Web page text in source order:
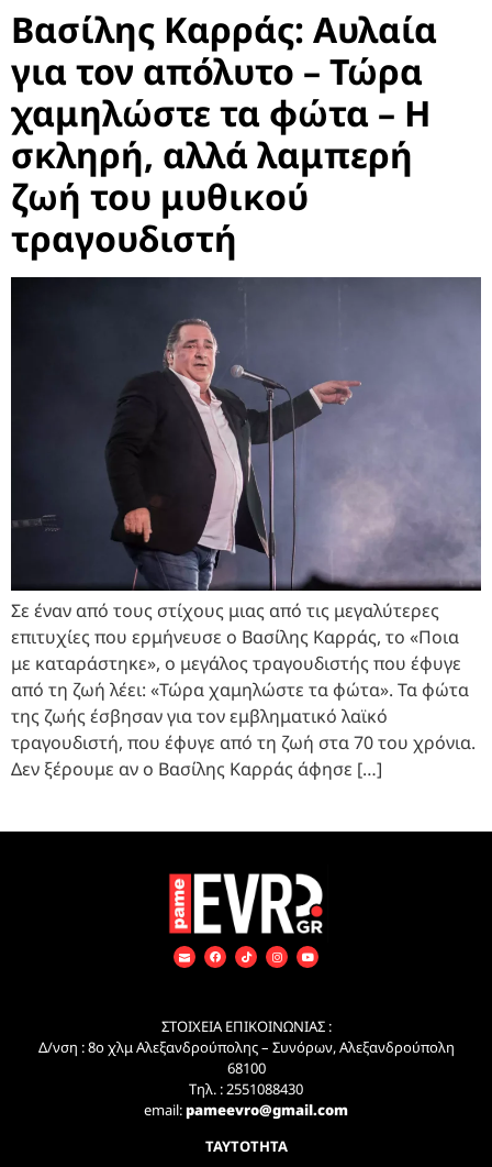
Βασίλης Καρράς: Αυλαία
για τον απόλυτο – Τώρα
χαμηλώστε τα φώτα – Η
σκληρή, αλλά λαμπερή
ζωή του μυθικού
τραγουδιστή
Σε έναν από τους στίχους μιας από τις μεγαλύτερες
επιτυχίες που ερμήνευσε ο Βασίλης Καρράς, το «Ποια
με καταράστηκε», ο μεγάλος τραγουδιστής που έφυγε
από τη ζωή λέει: «Τώρα χαμηλώστε τα φώτα». Τα φώτα
της ζωής έσβησαν για τον εμβληματικό λαϊκό
τραγουδιστή, που έφυγε από τη ζωή στα 70 του χρόνια.
Δεν ξέρουμε αν ο Βασίλης Καρράς άφησε […]
ΣΤΟΙΧΕΙΑ ΕΠΙΚΟΙΝΩΝΙΑΣ :
Δ/νση : 8ο χλμ Αλεξανδρούπολης – Συνόρων, Αλεξανδρούπολη
68100
Τηλ. : 2551088430
email:pameevro@gmail.com
ΤΑΥΤΟΤΗΤΑ